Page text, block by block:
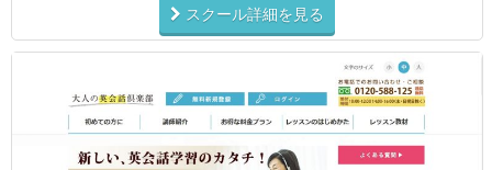
スクール詳細を見る